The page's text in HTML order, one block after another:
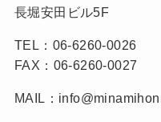
長堀安田ビル5F
TEL：06-6260-0026
FAX：06-6260-0027
MAIL：